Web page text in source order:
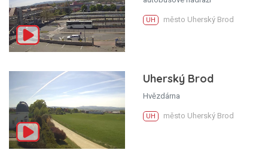
UH město Uherský Brod
Uherský Brod
Hvězdárna
UH město Uherský Brod